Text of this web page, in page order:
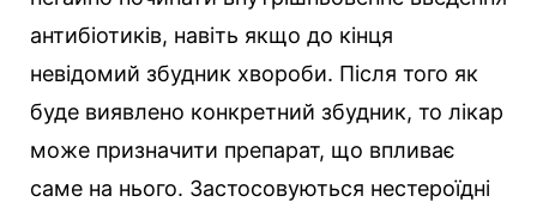
антибіотиків, навіть якщо до кінця
невідомий збудник хвороби. Після того як
буде виявлено конкретний збудник, то лікар
може призначити препарат, що впливає
саме на нього. Застосовуються нестероїдні